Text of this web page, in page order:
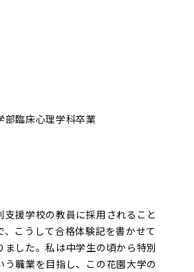
部臨床心理学科卒業
支援学校の教員に採用されること
こうして合格体験記を書かせて
ました。私は中学生の頃から特別
う職業を目指し、この花園大学の